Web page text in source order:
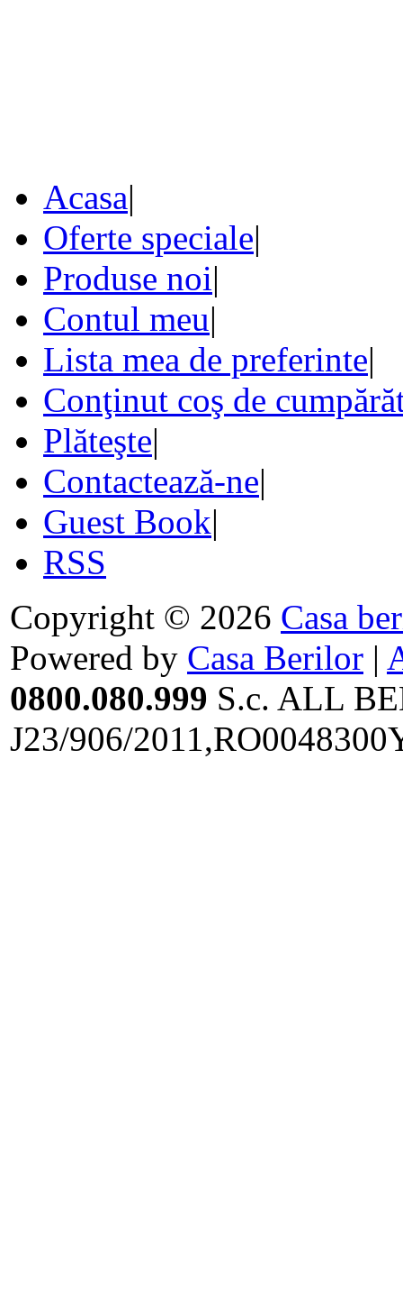
Acasa|
Oferte speciale|
Produse noi|
Contul meu|
Lista mea de preferinte|
Conţinut coş de
Plăteşte|
Contactează-ne|
Guest Book|
RSS
Copyright © 2026 Casa
Powered by Casa Berilor |
0800.080.999 S.c. ALL
J23/906/